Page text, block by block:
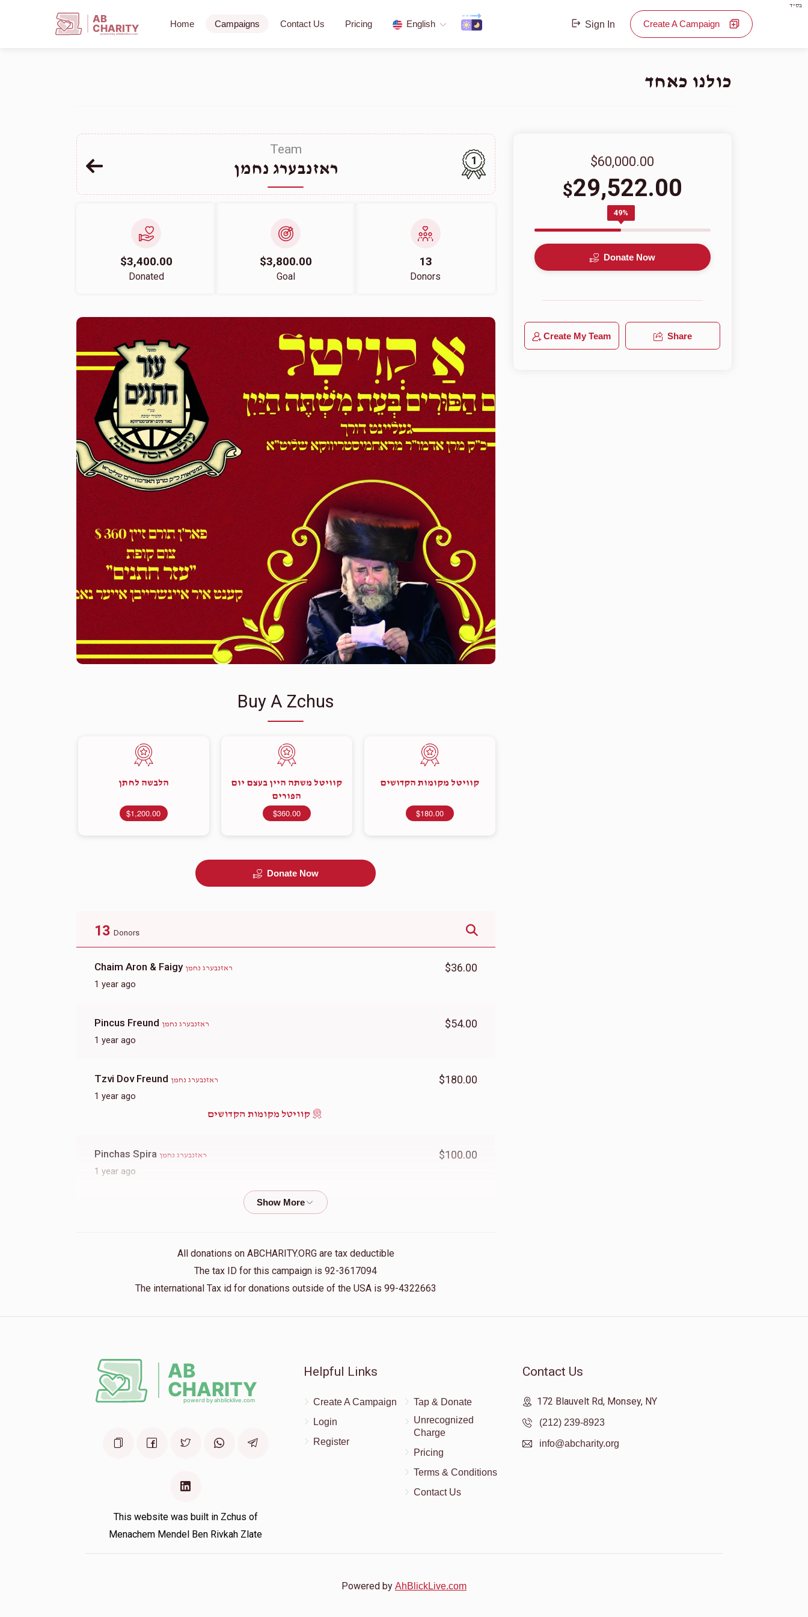
בס"ד
AB
CHARITY
powerd by ahblicklive.com
Home Campaigns Contact Us Pricing English Sign In Create A Campaign
כולנו כאחד
Team
ראזנבערג נחמן 1
$3,400.00
Donated
$3,800.00
Goal
13
Donors
Buy A Zchus
קוויטל מקומות הקדושים
$180.00
קוויטל משתה היין בעצם יום
הפורים
$360.00
הלבשה לחתן
$1,200.00
Donate Now
13 Donors
Chaim Aron & Faigy ראזנבערג נחמן
1 year ago
$36.00
Pincus Freund ראזנבערג נחמן
1 year ago
$54.00
Tzvi Dov Freund ראזנבערג נחמן
1 year ago
$180.00
קוויטל מקומות הקדושים
Pinchas Spira ראזנבערג נחמן
1 year ago
$100.00
ראזנבערג נחמן
1 year ago
1 year ago
קוויטל מקומות הקדושים
$100.00
All donations on ABCHARITY.ORG are tax deductible
The tax ID for this campaign is 92-3617094
The international Tax id for donations outside of the USA is 99-4322663
$60,000.00
$29,522.00
49%
Donate Now
Create My Team Share
This website was built in Zchus of
Menachem Mendel Ben Rivkah Zlate
Helpful Links
Create A Campaign
Login
Register
Tap & Donate
Unrecognized
Charge
Pricing
Terms & Conditions
Contact Us
Contact Us
172 Blauvelt Rd, Monsey, NY
(212) 239-8923
info@abcharity.org
Powered by AhBlickLive.com